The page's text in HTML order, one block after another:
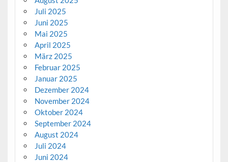
Juli 2025
Juni 2025
Mai 2025
April 2025
März 2025
Februar 2025
Januar 2025
Dezember 2024
November 2024
Oktober 2024
September 2024
August 2024
Juli 2024
Juni 2024